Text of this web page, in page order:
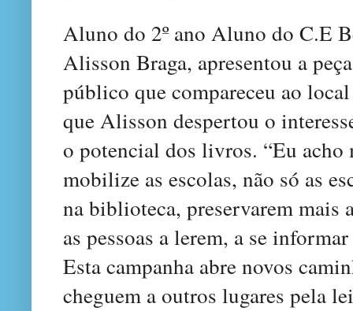
Aluno do 2º ano Aluno do C.E
Alisson Braga, apresentou a
público que compareceu ao
que Alisson despertou o
o potencial dos livros. “Eu
mobilize as escolas, não só as
na biblioteca, preservarem
as pessoas a lerem, a se
Esta campanha abre novos
cheguem a outros lugares pela